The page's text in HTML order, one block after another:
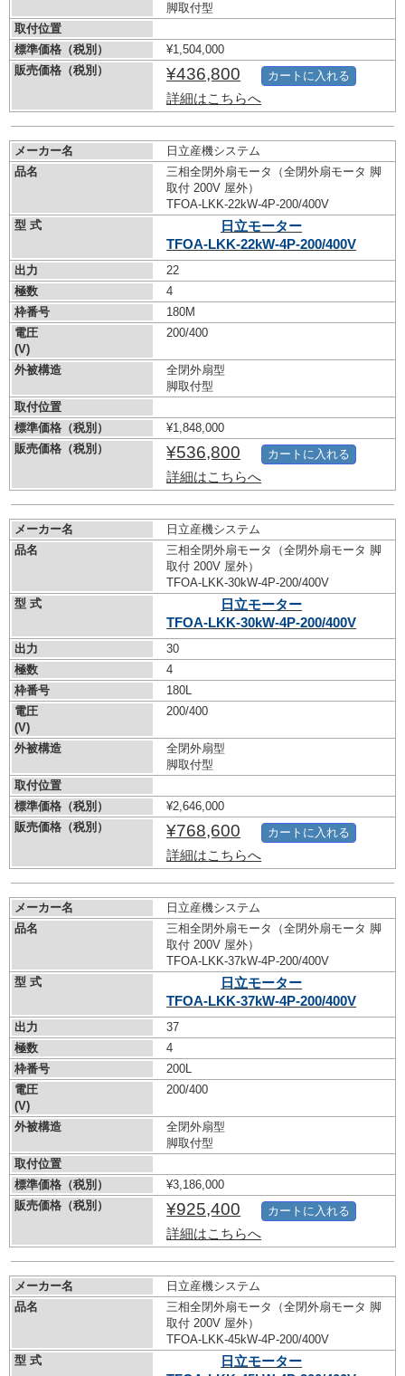
脚取付型
取付位置
標準価格（税別）
¥1,504,000
販売価格（税別）
¥436,800
詳細はこちらへ
カートに入れる
メーカー名
日立産機システム
品名
三相全閉外扇モータ（全閉外扇モータ 脚
取付 200V 屋外）
TFOA-LKK-22kW-4P-200/400V
型 式
日立モーター
TFOA-LKK-22kW-4P-200/400V
出力
22
極数
4
枠番号
180M
電圧
(V)
200/400
外被構造
全閉外扇型
脚取付型
取付位置
標準価格（税別）
¥1,848,000
販売価格（税別）
¥536,800
詳細はこちらへ
カートに入れる
メーカー名
日立産機システム
品名
三相全閉外扇モータ（全閉外扇モータ 脚
取付 200V 屋外）
TFOA-LKK-30kW-4P-200/400V
型 式
日立モーター
TFOA-LKK-30kW-4P-200/400V
出力
30
極数
4
枠番号
180L
電圧
(V)
200/400
外被構造
全閉外扇型
脚取付型
取付位置
標準価格（税別）
¥2,646,000
販売価格（税別）
¥768,600
詳細はこちらへ
カートに入れる
メーカー名
日立産機システム
品名
三相全閉外扇モータ（全閉外扇モータ 脚
取付 200V 屋外）
TFOA-LKK-37kW-4P-200/400V
型 式
日立モーター
TFOA-LKK-37kW-4P-200/400V
出力
37
極数
4
枠番号
200L
電圧
(V)
200/400
外被構造
全閉外扇型
脚取付型
取付位置
標準価格（税別）
¥3,186,000
販売価格（税別）
¥925,400
詳細はこちらへ
カートに入れる
メーカー名
日立産機システム
品名
三相全閉外扇モータ（全閉外扇モータ 脚
取付 200V 屋外）
TFOA-LKK-45kW-4P-200/400V
型 式
日立モーター